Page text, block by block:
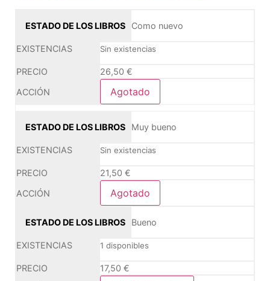
Como nuevo
Sin existencias
26,50 €
Agotado
Muy bueno
Sin existencias
21,50 €
Agotado
Bueno
1 disponibles
17,50 €